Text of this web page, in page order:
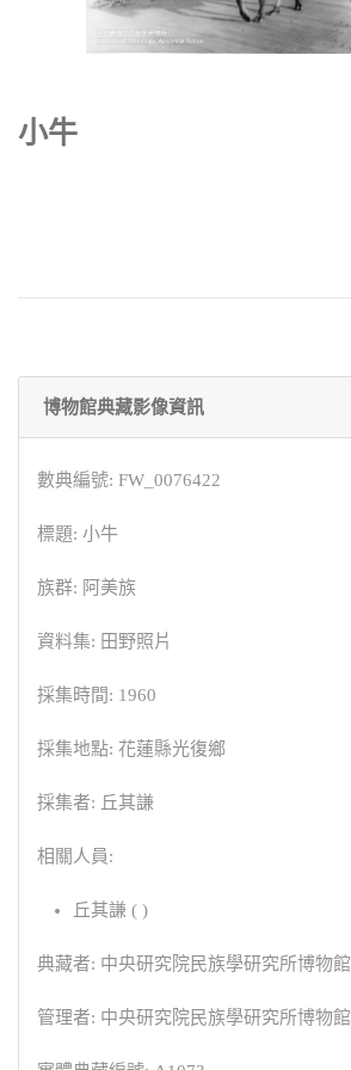
小牛
博物館典藏影像資訊
數典編號: FW_0076422
標題: 小牛
族群: 阿美族
資料集: 田野照片
採集時間: 1960
採集地點: 花蓮縣光復鄉
採集者: 丘其謙
相關人員:
丘其謙 ( )
典藏者: 中央研究院民族學研究所博物館
管理者: 中央研究院民族學研究所博物館